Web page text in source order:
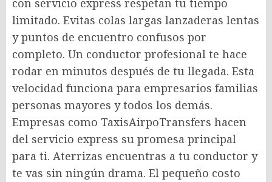
con servicio express respetan tu tiempo
limitado. Evitas colas largas lanzaderas lentas
y puntos de encuentro confusos por
completo. Un conductor profesional te hace
rodar en minutos después de tu llegada. Esta
velocidad funciona para empresarios familias
personas mayores y todos los demás.
Empresas como TaxisAirpoTransfers hacen
del servicio express su promesa principal
para ti. Aterrizas encuentras a tu conductor y
te vas sin ningún drama. El pequeño costo